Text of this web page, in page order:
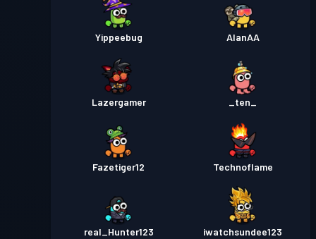
Yippeebug AlanAA
Lazergamer _ten_
Fazetiger12 Technoflame
real_Hunter123 iwatchsundee123